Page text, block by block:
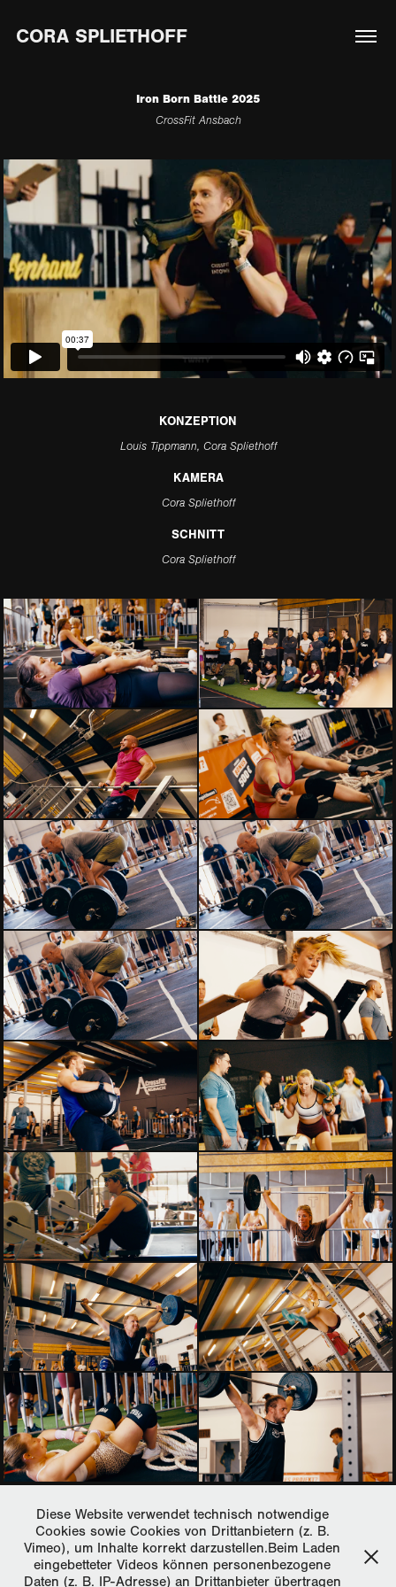
CORA SPLIETHOFF
Iron Born Battle 2025
CrossFit Ansbach
KONZEPTION
Louis Tippmann, Cora Spliethoff
KAMERA
Cora Spliethoff
SCHNITT
Cora Spliethoff
↑ Back to Top
Diese Website verwendet technisch notwendige
Cookies sowie Cookies von Drittanbietern (z. B.
Vimeo), um Inhalte korrekt darzustellen.Beim Laden
eingebetteter Videos können personenbezogene
Daten (z. B. IP-Adresse) an Drittanbieter übertragen